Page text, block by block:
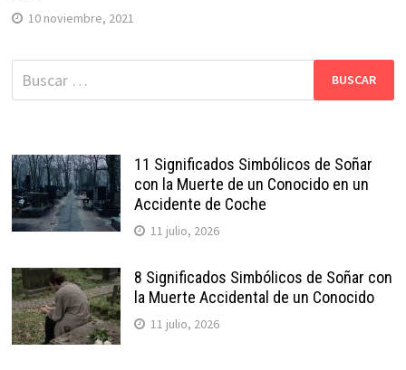
10 noviembre, 2021
Buscar:
11 Significados Simbólicos de Soñar
con la Muerte de un Conocido en un
Accidente de Coche
11 julio, 2026
8 Significados Simbólicos de Soñar con
la Muerte Accidental de un Conocido
11 julio, 2026